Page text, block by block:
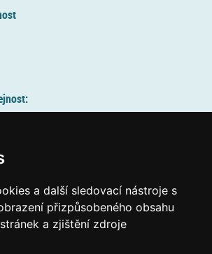
a další sledovací nástroje s
přizpůsobeného obsahu
a zjištění zdroje